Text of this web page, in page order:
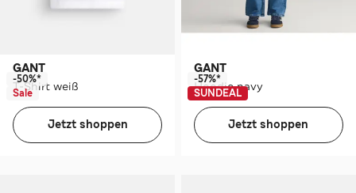
GANT
T-Shirt weiß
-50%*
Sale
Jetzt shoppen
GANT
Hoodie navy
-57%*
SUNDEAL
Jetzt shoppen